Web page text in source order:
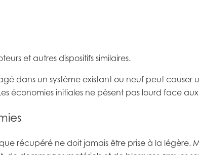
et autres dispositifs similaires.
dans un système existant ou neuf peut
économies initiales ne pèsent pas lourd face
récupéré ne doit jamais être prise à la légère.